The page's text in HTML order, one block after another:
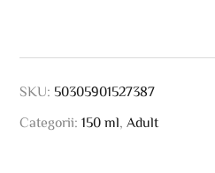
SKU: 50305901527387
Categorii:150 ml Adult